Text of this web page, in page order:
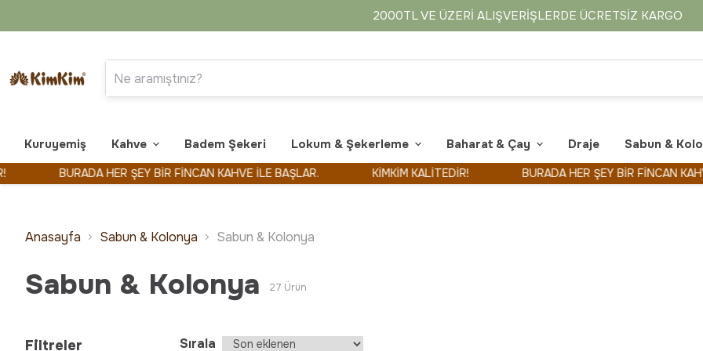
2000TL VE ÜZERI ALIŞVERIŞLERDE ÜCRETSIZ KARGO
Kuruyemiş Kahve Badem Şekeri Lokum & Şekerleme Baharat & Çay Draje Sabun &
BURADA HER ŞEY BİR FİNCAN KAHVE İLE BAŞLAR. KİMKİM KALİTEDİR! BURADA HER ŞEY BİR FİNCAN KAHVE İLE
Anasayfa Sabun & Kolonya Sabun & Kolonya
Sabun & Kolonya 27 Ürün
Filtreler Sırala